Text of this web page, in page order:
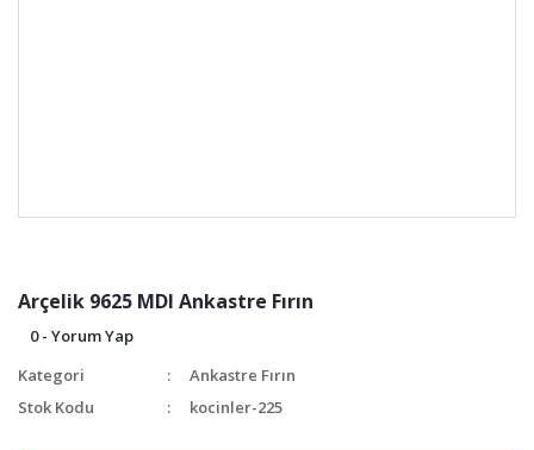
Arçelik 9625 MDI Ankastre Fırın
0 - Yorum Yap
Kategori
Ankastre Fırın
Stok Kodu
kocinler-225